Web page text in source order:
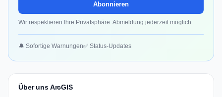
Abonnieren
Wir respektieren Ihre Privatsphäre. Abmeldung jederzeit möglich.
🔔 Sofortige Warnungen✅ Status-Updates
Über uns ArcGIS